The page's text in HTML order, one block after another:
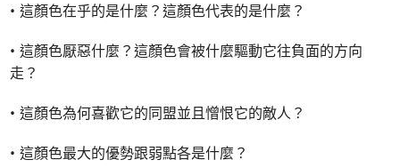
• 這顏色在乎的是什麼？這顏色代表的是什麼？
• 這顏色厭惡什麼？這顏色會被什麼驅動它往負面的方向
走？
• 這顏色為何喜歡它的同盟並且憎恨它的敵人？
• 這顏色最大的優勢跟弱點各是什麼？